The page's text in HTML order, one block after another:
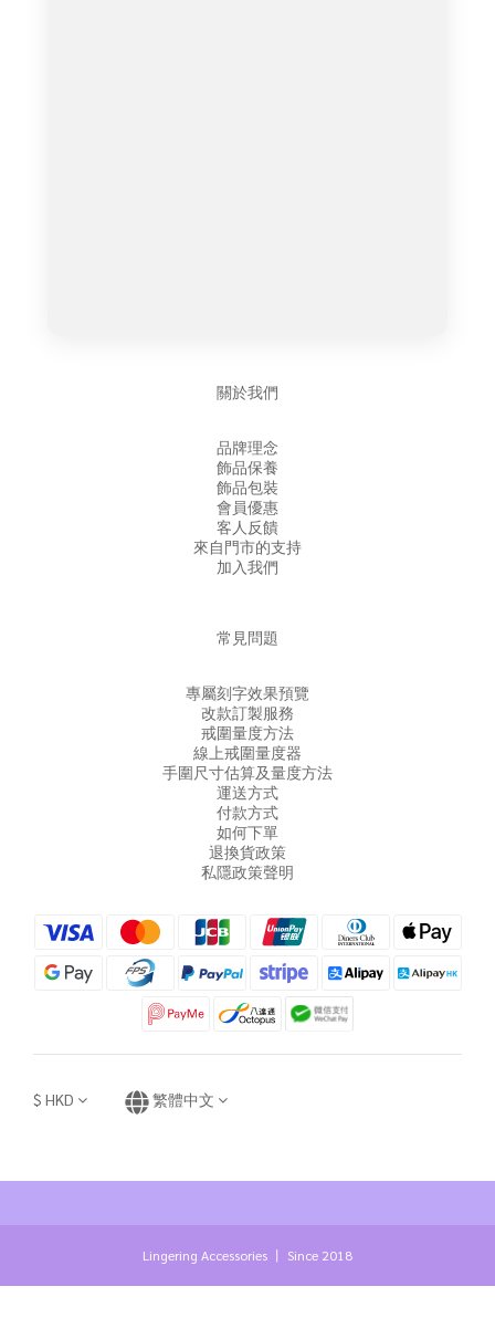
關於我們
品牌理念
飾品保養
飾品包裝
會員優惠
客人反饋
來自門市的支持
加入我們
常見問題
專屬刻字效果預覽
改款訂製服務
戒圍量度方法
線上戒圍量度器
手圍尺寸估算及量度方法
運送方式
付款方式
如何下單
退換貨政策
私隱政策聲明
$ HKD 繁體中文
Lingering Accessories 丨 Since 2018